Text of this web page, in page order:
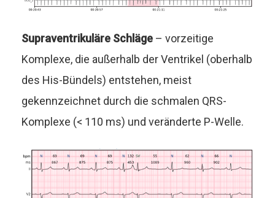
Supraventrikuläre Schläge – vorzeitige
Komplexe, die außerhalb der Ventrikel (oberhalb
des His-Bündels) entstehen, meist
gekennzeichnet durch die schmalen QRS-
Komplexe (< 110 ms) und veränderte P-Welle.